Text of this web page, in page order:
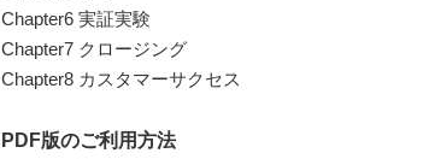
Chapter6 実証実験
Chapter7 クロージング
Chapter8 カスタマーサクセス
PDF版のご利用方法